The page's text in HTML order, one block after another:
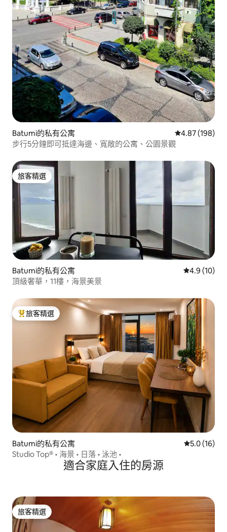
Batumi的私有公寓 從 198 則評價
4.87 (198)
步行5分鐘即可抵達海邊、寬敞的公寓、公園景觀
旅客精選
旅客精選
Batumi的私有公寓 從 10 則評
4.9 (10)
頂級奢華，11樓，海景美景
旅客精選榜首
旅客精選
Batumi的私有公寓 從 16 則評
5.0 (16)
Studio Top® • 海景 • 日落 • 泳池 •
適合家庭入住的房源
旅客精選
旅客精選